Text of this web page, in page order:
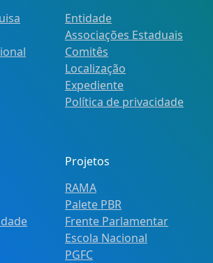
Entidade
Associações Estaduais
Comitês
Localização
Expediente
Política de privacidade
Projetos
RAMA
Palete PBR
Frente Parlamentar
Escola Nacional
PGFC